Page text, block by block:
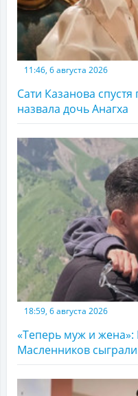
11:46, 6 августа 2026
Сати Казанова
назвала дочь Анагха
18:59, 6 августа 2026
«Теперь муж и
Масленников